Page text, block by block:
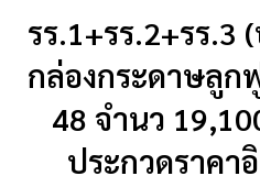
รร.1+รร.2+รร.3
กล่องกระดาษลูก
48 จำนว
ประกวดราคา